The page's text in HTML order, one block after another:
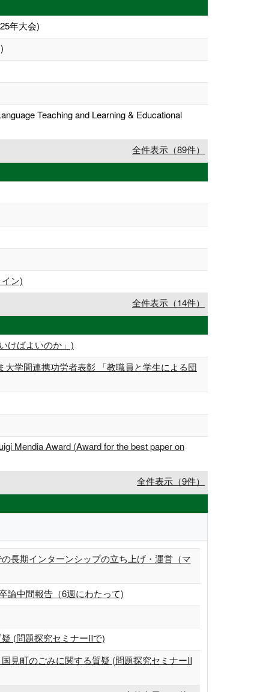
年大会)
Teaching and Learning & Educational
全件表示（89件）
ン)
全件表示（14件）
けばよいのか」)
学間連携功労者表彰 「教職員と学生による団
Mendia Award (Award for the best paper on
全件表示（9件）
長期インターンシップの立ち上げ・運営（マ
論中間報告（6週にわたって)
(問題探究セミナーⅡで)
見町のごみに関する質疑 (問題探究セミナーⅡ